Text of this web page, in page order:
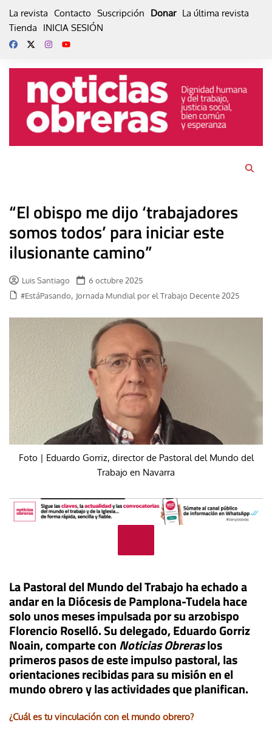
La revista Contacto Suscripción Donar La última revista
Tienda
INICIA SESIÓN
“El obispo me dijo ‘trabajadores
somos todos’ para iniciar este
ilusionante camino”
Luis Santiago
6 octubre 2025
#EstáPasando, Jornada Mundial por el Trabajo Decente 2025
Foto | Eduardo Gorriz, director de Pastoral del Mundo del
Trabajo en Navarra
La Pastoral del Mundo del Trabajo ha echado a
andar en la Diócesis de Pamplona-Tudela hace
solo unos meses impulsada por su arzobispo
Florencio Roselló. Su delegado, Eduardo Gorriz
Noain, comparte conNoticias Obreraslos
primeros pasos de este impulso pastoral, las
orientaciones recibidas para su misión en el
mundo obrero y las actividades que planifican.
¿Cuál es tu vinculación con el mundo obrero?